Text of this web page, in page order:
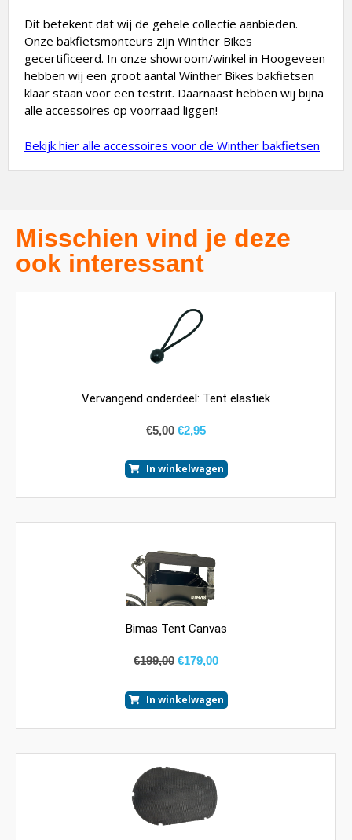
Dit betekent dat wij de gehele collectie aanbieden.
Onze bakfietsmonteurs zijn Winther Bikes
gecertificeerd. In onze showroom/winkel in Hoogeveen
hebben wij een groot aantal Winther Bikes bakfietsen
klaar staan voor een testrit. Daarnaast hebben wij bijna
alle accessoires op voorraad liggen!
Bekijk hier alle accessoires voor de Winther bakfietsen
Misschien vind je deze
ook interessant
Vervangend onderdeel: Tent elastiek
€5,00 €2,95
In winkelwagen
Bimas Tent Canvas
€199,00 €179,00
In winkelwagen